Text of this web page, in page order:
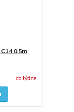
0.5m
do týdne